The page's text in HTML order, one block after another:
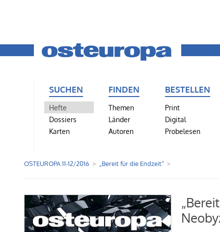
SUCHEN
Hefte
Dossiers
Karten
FINDEN
Themen
Länder
Autoren
BESTELLEN
Print
Digital
Probelesen
OSTEUROPA 11-12/2016 „Bereit für die Endzeit“